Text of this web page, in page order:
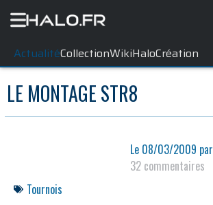
ActualitéCollectionWikiHaloCréation
LE MONTAGE STR8
Le 08/03/2009 par
32 commentaires
Tournois